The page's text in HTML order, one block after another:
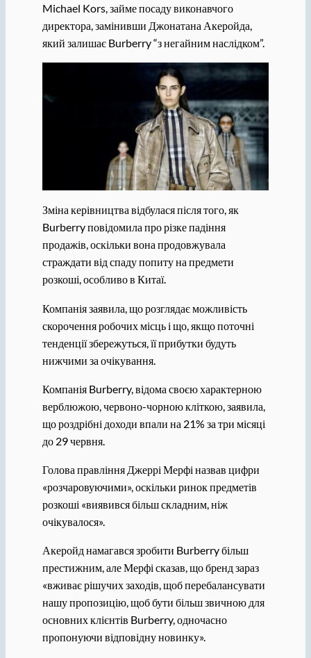
Michael Kors, займе посаду виконавчого
директора, замінивши Джонатана Акеройда,
який залишає Burberry “з негайним наслідком”.
Зміна керівництва відбулася після того, як
Burberry повідомила про різке падіння
продажів, оскільки вона продовжувала
страждати від спаду попиту на предмети
розкоші, особливо в Китаї.
Компанія заявила, що розглядає можливість
скорочення робочих місць і що, якщо поточні
тенденції збережуться, її прибутки будуть
нижчими за очікування.
Компанія Burberry, відома своєю характерною
верблюжою, червоно-чорною кліткою, заявила,
що роздрібні доходи впали на 21% за три місяці
до 29 червня.
Голова правління Джеррі Мерфі назвав цифри
«розчаровуючими», оскільки ринок предметів
розкоші «виявився більш складним, ніж
очікувалося».
Акеройд намагався зробити Burberry більш
престижним, але Мерфі сказав, що бренд зараз
«вживає рішучих заходів, щоб перебалансувати
нашу пропозицію, щоб бути більш звичною для
основних клієнтів Burberry, одночасно
пропонуючи відповідну новинку».